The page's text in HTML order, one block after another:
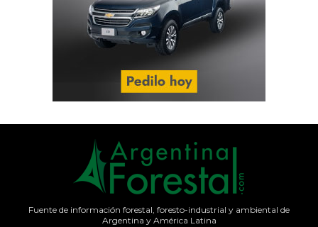
Fuente de información forestal, foresto-industrial y ambiental de
Argentina y América Latina